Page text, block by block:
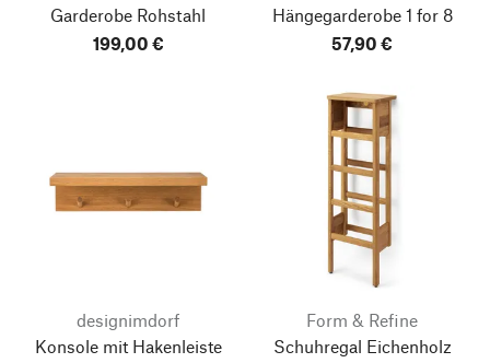
Garderobe Rohstahl
199,00 €
Hängegarderobe 1 for 8
57,90 €
designimdorf
Konsole mit Hakenleiste
Form & Refine
Schuhregal Eichenholz